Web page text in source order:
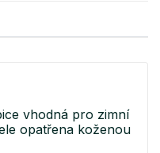
vhodná pro zimní
opatřena koženou